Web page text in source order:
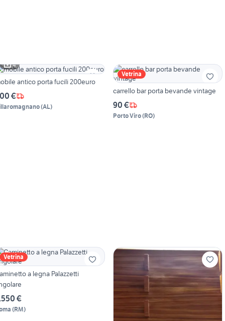
4
antico porta fucili 200euro
€
(AL)
Vetrina
carrello bar porta bevande vintage
90 €
Porto Viro(RO)
Vetrina
a legna Palazzetti
€
(RM)